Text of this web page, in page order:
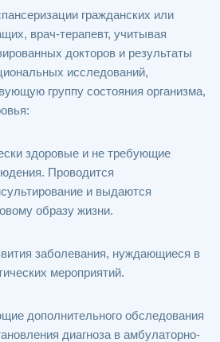
гражданских или
врач-терапевт, учитывая
докторов и результаты
исследований,
группу состояния организма,
здоровые и не требующие
Проводится
и выдаются
образу жизни.
заболевания, нуждающиеся в
мероприятий.
дополнительного обследования
диагноза в амбулаторно-